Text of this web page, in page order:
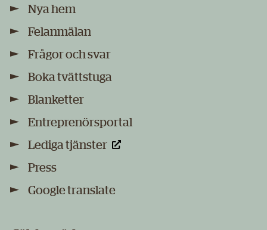
Nya hem
Felanmälan
Frågor och svar
Boka tvättstuga
Blanketter
Entreprenörsportal
Lediga tjänster
Press
Google translate